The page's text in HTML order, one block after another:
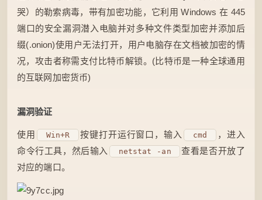
哭）的勒索病毒，带有加密功能，它利用 Windows 在 445
端口的安全漏洞潜入电脑并对多种文件类型加密并添加后
缀(.onion)使用户无法打开，用户电脑存在文档被加密的情
况，攻击者称需支付比特币解锁。(比特币是一种全球通用
的互联网加密货币)
漏洞验证
使用 Win+R 按键打开运行窗口，输入 cmd
，进入
命令行工具，然后输入
netstat -an
查看是否开放了
对应的端口。